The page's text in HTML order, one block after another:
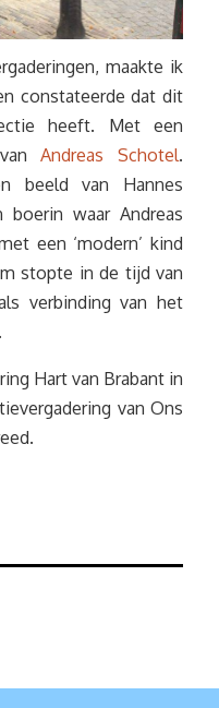
maakte ik
constateerde dat dit
heeft. Met een
vanAndreas Schotel.
beeld van Hannes
waar Andreas
een ‘modern’ kind
stopte in de tijd van
verbinding van het
Hart van Brabant in
van Ons